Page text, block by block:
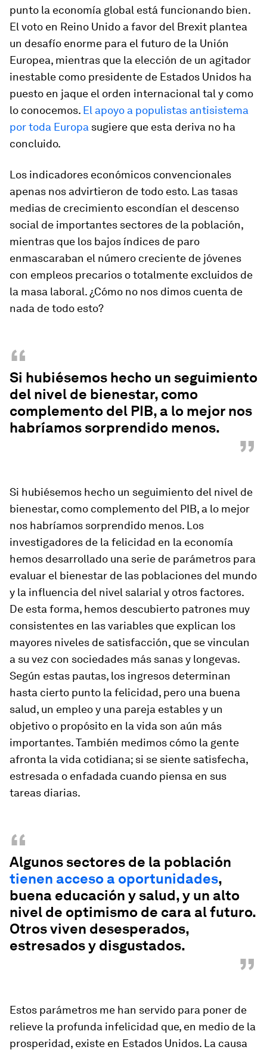
punto la economía global está funcionando bien.
El voto en Reino Unido a favor del Brexit plantea
un desafío enorme para el futuro de la Unión
Europea, mientras que la elección de un agitador
inestable como presidente de Estados Unidos ha
puesto en jaque el orden internacional tal y como
lo conocemos. El apoyo a populistas antisistema
por toda Europa sugiere que esta deriva no ha
concluido.
Los indicadores económicos convencionales
apenas nos advirtieron de todo esto. Las tasas
medias de crecimiento escondían el descenso
social de importantes sectores de la población,
mientras que los bajos índices de paro
enmascaraban el número creciente de jóvenes
con empleos precarios o totalmente excluidos de
la masa laboral. ¿Cómo no nos dimos cuenta de
nada de todo esto?
“
Si hubiésemos hecho un seguimiento
del nivel de bienestar, como
complemento del PIB, a lo mejor nos
habríamos sorprendido menos.
”
Si hubiésemos hecho un seguimiento del nivel de
bienestar, como complemento del PIB, a lo mejor
nos habríamos sorprendido menos. Los
investigadores de la felicidad en la economía
hemos desarrollado una serie de parámetros para
evaluar el bienestar de las poblaciones del mundo
y la influencia del nivel salarial y otros factores.
De esta forma, hemos descubierto patrones muy
consistentes en las variables que explican los
mayores niveles de satisfacción, que se vinculan
a su vez con sociedades más sanas y longevas.
Según estas pautas, los ingresos determinan
hasta cierto punto la felicidad, pero una buena
salud, un empleo y una pareja estables y un
objetivo o propósito en la vida son aún más
importantes. También medimos cómo la gente
afronta la vida cotidiana; si se siente satisfecha,
estresada o enfadada cuando piensa en sus
tareas diarias.
“
Algunos sectores de la población
tienen acceso a oportunidades,
buena educación y salud, y un alto
nivel de optimismo de cara al futuro.
Otros viven desesperados,
estresados y disgustados.
”
Estos parámetros me han servido para poner de
relieve la profunda infelicidad que, en medio de la
prosperidad, existe en Estados Unidos. La causa